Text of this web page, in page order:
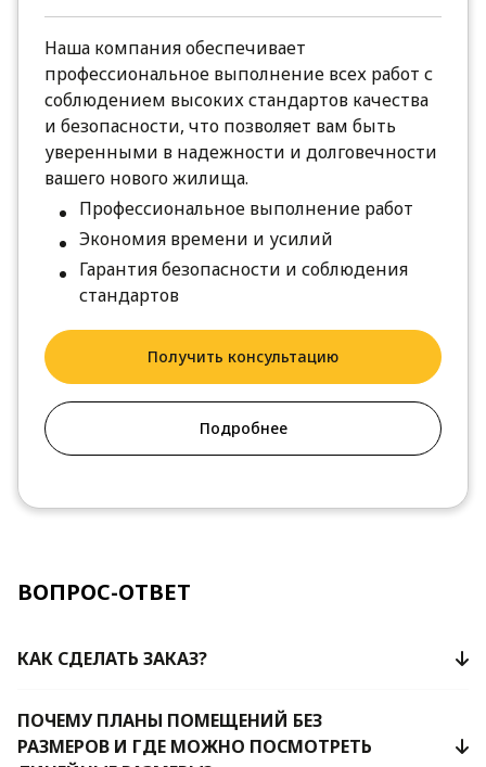
Наша компания обеспечивает
профессиональное выполнение всех работ с
соблюдением высоких стандартов качества
и безопасности, что позволяет вам быть
уверенными в надежности и долговечности
вашего нового жилища.
Профессиональное выполнение работ
Экономия времени и усилий
Гарантия безопасности и соблюдения
стандартов
Получить консультацию
Подробнее
ВОПРОС-ОТВЕТ
КАК СДЕЛАТЬ ЗАКАЗ?
ПОЧЕМУ ПЛАНЫ ПОМЕЩЕНИЙ БЕЗ
РАЗМЕРОВ И ГДЕ МОЖНО ПОСМОТРЕТЬ